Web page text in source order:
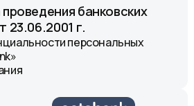
банковских
23.06.2001 г.
персональных